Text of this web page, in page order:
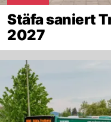
Stäfa saniert
2027